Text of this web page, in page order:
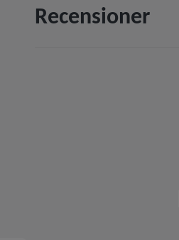
Recensioner